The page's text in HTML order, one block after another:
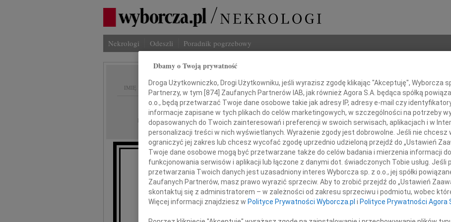
Nekrologi Odeszli Poradnik pogrzebowy
IMIĘ I NAZWISKO:
REGION: Częstochowa
DATA EMISJI: 11.08.2010
Pani
Barbarze Dominiak
Imię i
INNE
Z żalem
Z żalem
Wyrazy
Pani
Dbamy o Twoją prywatność
Droga Użytkowniczko, Drogi Użytkowniku, jeśli wyrazisz zgodę klikając "Akceptuję", Wyborcza
Partnerzy, w tym [874] Zaufanych Partnerów IAB, jak również Agora S.A. będąca spółką
o.o., będą przetwarzać Twoje dane osobowe takie jak adresy IP, adresy e-mail czy
informacje zapisane w tych plikach do celów marketingowych, w szczególności na potrzeby
dopasowanych do Twoich zainteresowań i preferencji w swoich serwisach, aplikacjach i w
personalizacji treści w nich wyświetlanych. Wyrażenie zgody jest dobrowolne. Jeśli nie chcesz
ograniczyć jej zakres lub chcesz wycofać zgodę uprzednio udzieloną przejdź do „Ustawień
Twoje dane osobowe mogą być przetwarzane także do celów badania i mierzenia informacji
funkcjonowania serwisów i aplikacji lub łączone z danymi dot. świadczonych Tobie usług. Jeśli
przetwarzania Twoich danych jest uzasadniony interes Wyborcza sp. z o.o., jej spółki
Zaufanych Partnerów, masz prawo wyrazić sprzeciw. Aby to zrobić przejdź do „Ustawień
skontaktuj się z administratorem – w zależności od zakresu sprzeciwu i podmiotu, wobec
Więcej informacji znajdziesz w Polityce Prywatności Wyborcza.pl i Polityce Prywatności Agora